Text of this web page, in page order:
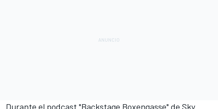
Durante el podcast "Backstage Boxengasse" de Sky